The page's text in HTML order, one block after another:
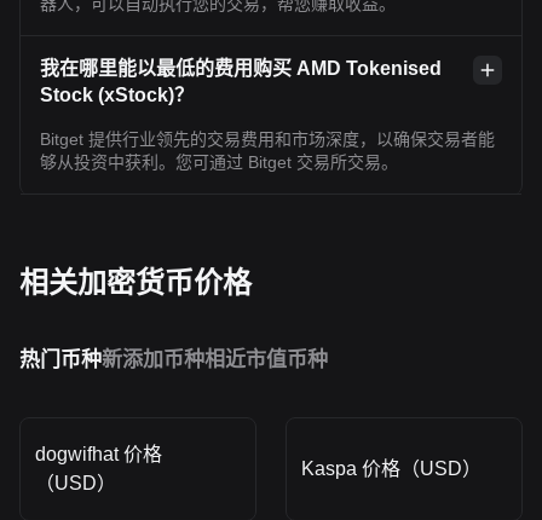
我在哪里能以最低的费用购买 AMD Tokenised
Stock (xStock)？
Bitget 提供行业领先的交易费用和市场深度，以确保交易者能
够从投资中获利。您可通过 Bitget 交易所交易。
相关加密货币价格
热门币种新添加币种相近市值币种
dogwifhat 价格
（USD）
Kaspa 价格（USD）